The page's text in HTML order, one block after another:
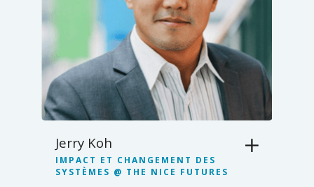
Jerry Koh
IMPACT ET CHANGEMENT DES
SYSTÈMES @ THE NICE FUTURES